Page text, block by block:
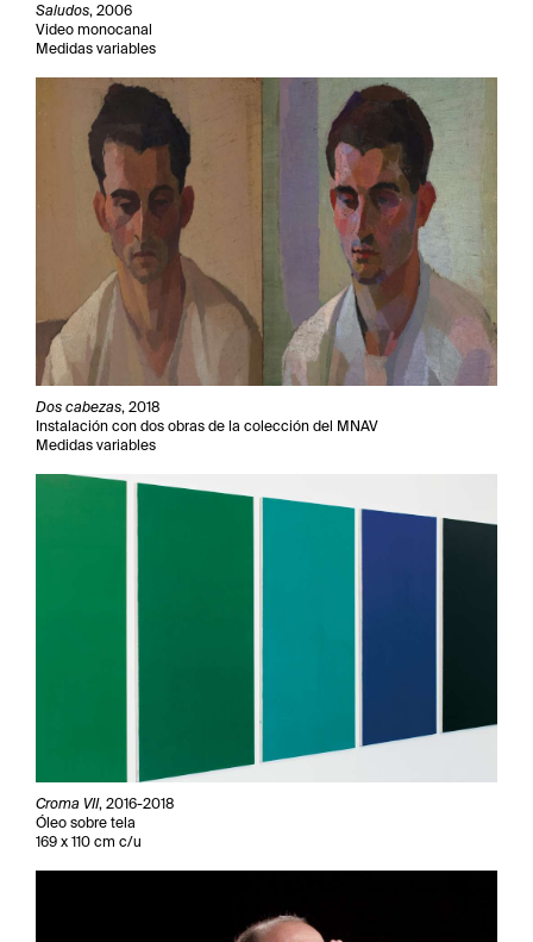
Saludos, 2006
Video monocanal
Medidas variables
Dos cabezas, 2018
Instalación con dos obras de la colección del MNAV
Medidas variables
Croma VII, 2016-2018
Óleo sobre tela
169 x 110 cm c/u